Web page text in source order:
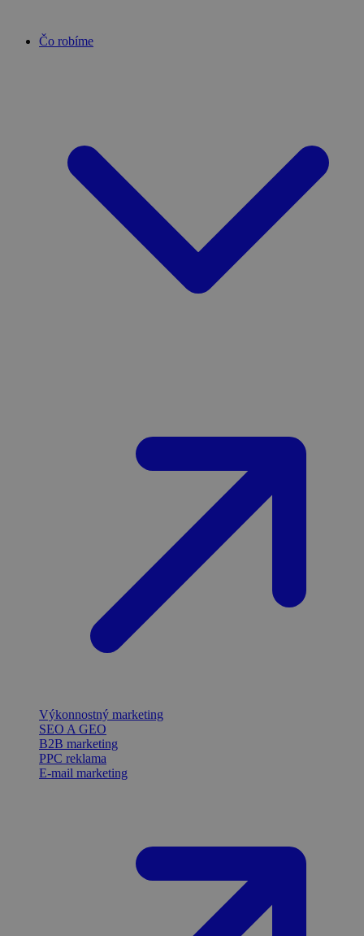
Čo robíme
Výkonnostný marketing
SEO A GEO
B2B marketing
PPC reklama
E-mail marketing